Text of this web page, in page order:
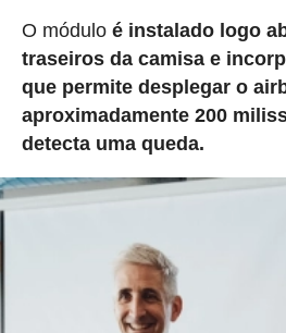
O módulo é instalado logo
traseiros da camisa e
que permite desplegar o
aproximadamente 200
detecta uma queda.